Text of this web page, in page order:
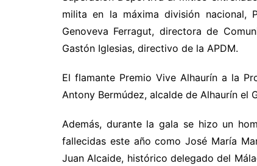
milita en la máxima división nacional,
Genoveva Ferragut, directora de
Gastón Iglesias, directivo de la APDM.
El flamante Premio Vive Alhaurín a la
Antony Bermúdez, alcalde de Alhaurín el
Además, durante la gala se hizo un
fallecidas este año como José María
Juan Alcaide, histórico delegado del